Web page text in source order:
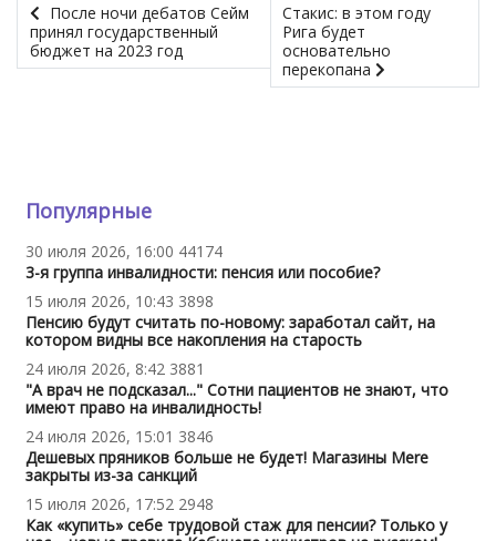
После ночи дебатов Сейм
принял государственный
бюджет на 2023 год
Стакис: в этом году
Рига будет
основательно
перекопана
Популярные
30 июля 2026, 16:00 44174
3-я группа инвалидности: пенсия или пособие?
15 июля 2026, 10:43 3898
Пенсию будут считать по-новому: заработал сайт, на
котором видны все накопления на старость
24 июля 2026, 8:42 3881
"А врач не подсказал..." Сотни пациентов не знают, что
имеют право на инвалидность!
24 июля 2026, 15:01 3846
Дешевых пряников больше не будет! Магазины Mere
закрыты из-за санкций
15 июля 2026, 17:52 2948
Как «купить» себе трудовой стаж для пенсии? Только у